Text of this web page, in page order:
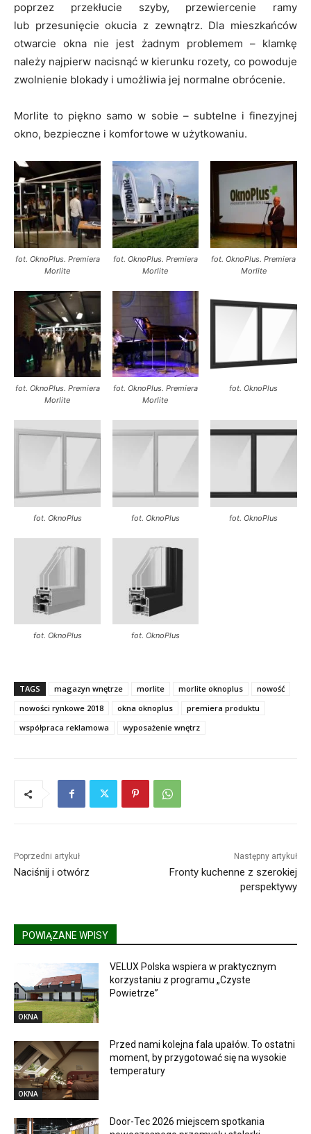
poprzez przekłucie szyby, przewiercenie ramy
lub przesunięcie okucia z zewnątrz. Dla mieszkańców
otwarcie okna nie jest żadnym problemem – klamkę
należy najpierw nacisnąć w kierunku rozety, co powoduje
zwolnienie blokady i umożliwia jej normalne obrócenie.
Morlite to piękno samo w sobie – subtelne i finezyjnej
okno, bezpieczne i komfortowe w użytkowaniu.
fot. OknoPlus. Premiera
Morlite
fot. OknoPlus. Premiera
Morlite
fot. OknoPlus. Premiera
Morlite
fot. OknoPlus. Premiera
Morlite
fot. OknoPlus. Premiera
Morlite
fot. OknoPlus
fot. OknoPlus fot. OknoPlus fot. OknoPlus
fot. OknoPlus fot. OknoPlus
TAGS magazyn wnętrze morlite morlite oknoplus
nowość
nowości rynkowe 2018
okna oknoplus
premiera produktu
współpraca reklamowa
wyposażenie wnętrz
Poprzedni artykuł
Naciśnij i otwórz
Następny artykuł
Fronty kuchenne z szerokiej
perspektywy
POWIĄZANE WPISY
OKNA
VELUX Polska wspiera w praktycznym
korzystaniu z programu „Czyste
Powietrze”
OKNA
Przed nami kolejna fala upałów. To ostatni
moment, by przygotować się na wysokie
temperatury
Door-Tec 2026 miejscem spotkania